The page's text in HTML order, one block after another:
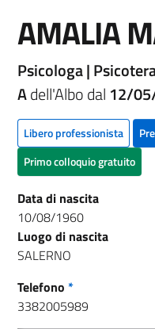
AMALIA
Psicologa |
Adell'Albo dal 12/
Libero professionista
Primo colloquio gratuito
Data di nascita
10/08/1960
Luogo di nascita
SALERNO
Telefono *
3382005989